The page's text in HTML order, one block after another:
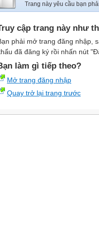
Trang này yêu cầu bạn
cập trang này như
phải mở trang đăng nhập,
đã đăng ký rồi nhấn nút
làm gì tiếp theo?
Mở trang đăng nhập
Quay trở lại trang trước